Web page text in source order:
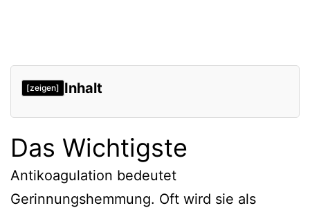
[zeigen] Inhalt
Das Wichtigste
Antikoagulation bedeutet
Gerinnungshemmung. Oft wird sie als